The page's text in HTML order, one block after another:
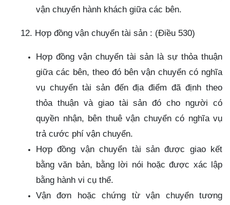
vận chuyển hành khách giữa các bên.
12. Hợp đồng vận chuyển tài sản : (Điều 530)
Hợp đồng vận chuyển tài sản là sự thỏa thuận
giữa các bên, theo đó bên vận chuyển có nghĩa
vụ chuyển tài sản đến địa điểm đã định theo
thỏa thuận và giao tài sản đó cho người có
quyền nhận, bên thuê vận chuyển có nghĩa vụ
trả cước phí vận chuyển.
Hợp đồng vận chuyển tài sản được giao kết
bằng văn bản, bằng lời nói hoặc được xác lập
bằng hành vi cụ thể.
Vận đơn hoặc chứng từ vận chuyển tương